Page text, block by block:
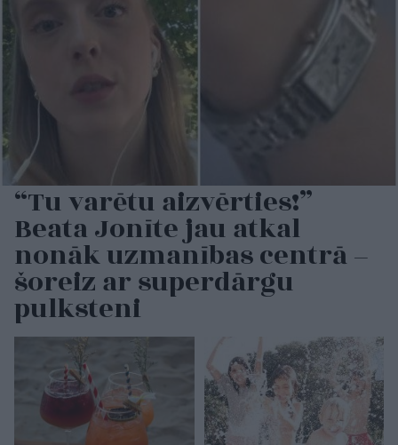
“Tu varētu aizvērties!”
Beata Jonīte jau atkal
nonāk uzmanības centrā –
šoreiz ar superdārgu
pulksteni